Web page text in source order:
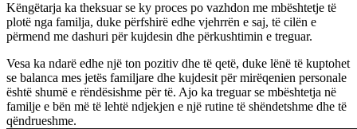
Këngëtarja ka theksuar se ky proces po vazhdon me mbështetje të
plotë nga familja, duke përfshirë edhe vjehrrën e saj, të cilën e
përmend me dashuri për kujdesin dhe përkushtimin e treguar.
Vesa ka ndarë edhe një ton pozitiv dhe të qetë, duke lënë të kuptohet
se balanca mes jetës familjare dhe kujdesit për mirëqenien personale
është shumë e rëndësishme për të. Ajo ka treguar se mbështetja në
familje e bën më të lehtë ndjekjen e një rutine të shëndetshme dhe të
qëndrueshme.